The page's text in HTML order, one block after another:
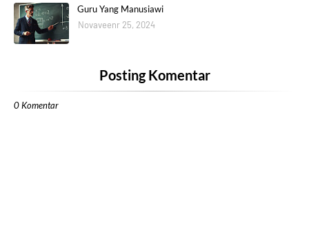
Guru Yang Manusiawi
Novaveenr 25, 2024
Posting Komentar
0 Komentar